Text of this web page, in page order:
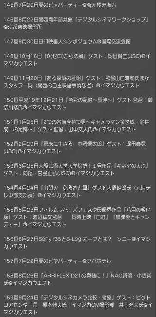
145回7月20日夏のビァパーティー@會元楼天満店
146回8月22日関西青年部共催「デジタルシネマワークショップ」
@京都東映撮影所
147回9月30日日印映画人シンポジュウム@国際交流会館
148回10月16日『0(ゼロ)からの風』ゲスト：岡田賢三(JSC)@イ
マジカウエスト
149回11月20日『ある探偵の証明』ゲスト：監督山口雅和氏ほか
スタッフ一同（関西の自主映画事情など）@イマジカウエスト
150回平成19年12月21日『色彩の記憶～辰砂～』ゲスト 監督：御
法川修氏@イマジカウエスト
151回1月25日『2つの名前を持つ男～キャメラマン金学成・金井
成一の足跡～』ゲスト 監督：田中文人氏@イマジカウエスト
152回2月29日『幕末に生きる 中岡慎太郎』ゲスト：堀田泰寛
(JSC)@イマジカウエスト
153回3月25日大阪芸術大学大学院博士１号作品『キネマの大地』
ゲスト：向陽・宮島正弘(JSC)@イマジカウエスト
154回4月24日『山頭火 ふるさと篇』ゲスト大塚幹郎氏（元映テ
レ中部支部長）@イマジカウエスト
155回5月23日フィルムラバーズフェスタ最優秀作品『八月の軽い
豚』ゲスト：渡辺紘文監督 同時上映『口紅』『放課後とキャン
ディー』@イマジカウエスト
156回6月27日Sony f35とS-Log カーブとは？ ソニー@イマジ
カウエスト
157回7月22日夏のビヤパーティー@アパホテル
158回8月26日「ARRIFLEX D21の真髄に！」NAC新留・小堤両
氏@イマジカウエスト
159回9月24日「デジタルシネカメラ比較・考察」ゲスト：ピクト
コアセンター長 橋本伸夫氏・イマジカCM撮影部 井上充夫氏@イ
マジカウエスト